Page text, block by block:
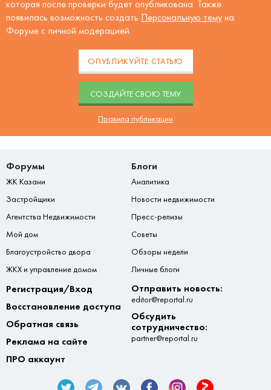
которая после проверки будет опубликована. Также
появилась возможность создать Персональную тему на
Форуме с личной модерацией.
ОПУБЛИКУЙТЕ СТАТЬЮ
CОЗДАЙТЕ СВОЮ ТЕМУ
Правила публикации
Форумы
ЖК Казани
Застройщики
Агентства Недвижимости
Мой дом
Благоустройство двора
ЖКХ и управление домом
Блоги
Аналитика
Новости недвижимости
Пресс-релизы
Советы
Обзоры недели
Личные блоги
Регистрация/Вход
Восстановление доступа
Обратная связь
Реклама на сайте
ПРО аккаунт
Отправить новость:
editor@reportal.ru
Обсудить
сотрудничество:
partner@reportal.ru